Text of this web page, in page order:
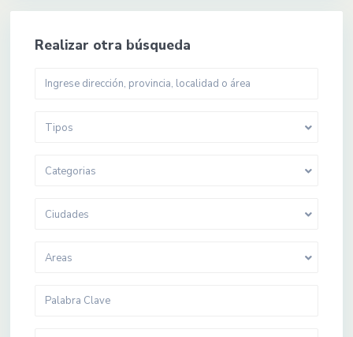
Realizar otra búsqueda
Tipos
Categorias
Ciudades
Areas